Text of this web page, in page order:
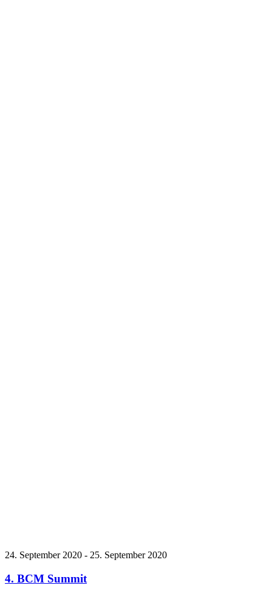
24. September 2020 - 25. September 2020
4. BCM Summit